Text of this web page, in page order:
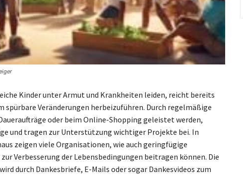
Kinder unter Armut und Krankheiten leiden, reicht bereits
spürbare Veränderungen herbeizuführen. Durch regelmäßige
oder beim Online-Shopping geleistet werden,
und tragen zur Unterstützung wichtiger Projekte bei. In
zeigen viele Organisationen, wie auch geringfügige
Verbesserung der Lebensbedingungen beitragen können. Die
durch Dankesbriefe, E-Mails oder sogar Dankesvideos zum